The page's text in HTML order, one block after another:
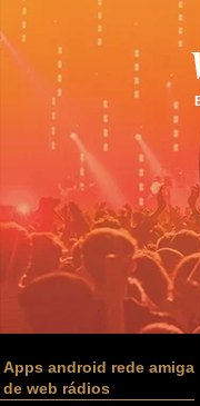
Apps android rede amiga
de web rádios